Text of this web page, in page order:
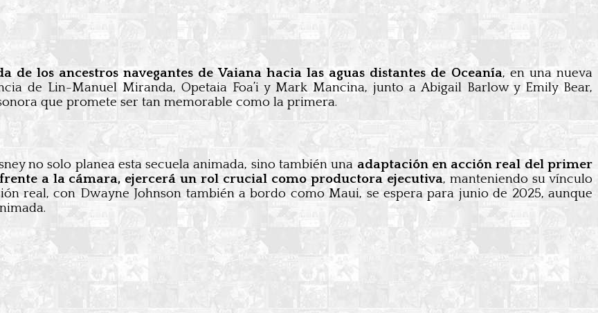
los ancestros navegantes de Vaiana hacia las aguas distantes de Oceanía, en una nueva
de Lin-Manuel Miranda, Opetaia Foa’i y Mark Mancina, junto a Abigail Barlow y Emily Bear,
que promete ser tan memorable como la primera.
no solo planea esta secuela animada, sino también una adaptación en acción real del primer
a la cámara, ejercerá un rol crucial como productora ejecutiva, manteniendo su vínculo
real, con Dwayne Johnson también a bordo como Maui, se espera para junio de 2025, aunque